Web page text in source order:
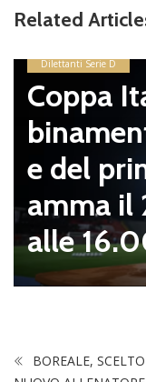
Related
ab
JUNIORES ELITE